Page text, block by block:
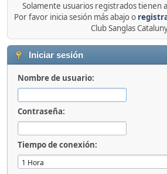
Solamente usuarios registrados tienen
Por favor inicia sesión más abajo o
Club Sanglas
Iniciar sesión
Nombre de usuario:
Contraseña:
Tiempo de conexión: